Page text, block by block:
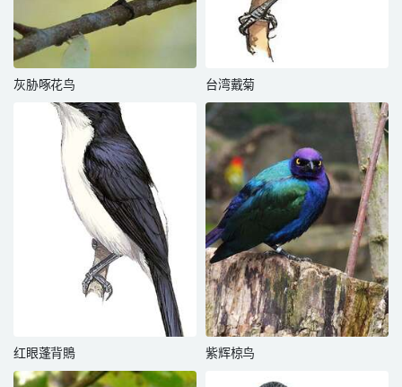
灰胁啄花鸟 台湾戴菊
红眼蓬背鵙 紫辉椋鸟